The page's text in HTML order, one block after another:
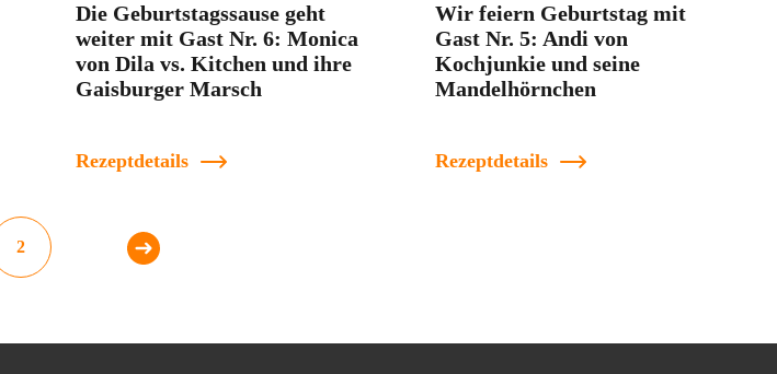
Die Geburtstagssause geht
weiter mit Gast Nr. 6: Monica
von Dila vs. Kitchen und ihre
Gaisburger Marsch
Rezeptdetails
Wir feiern Geburtstag mit
Gast Nr. 5: Andi von
Kochjunkie und seine
Mandelhörnchen
Rezeptdetails
2